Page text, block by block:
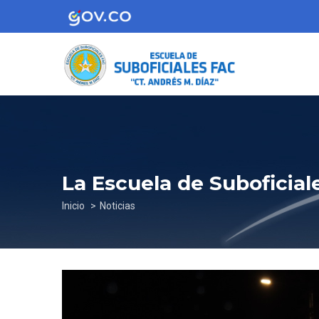
La Escuela de
Sobrescribir
de
ayuda
Inicio Noticias